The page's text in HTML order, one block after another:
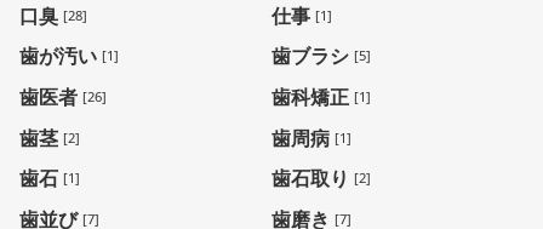
口臭 [28] 仕事 [1]
歯が汚い [1] 歯ブラシ [5]
歯医者 [26] 歯科矯正 [1]
歯茎 [2] 歯周病 [1]
歯石 [1] 歯石取り [2]
歯並び [7] 歯磨き [7]